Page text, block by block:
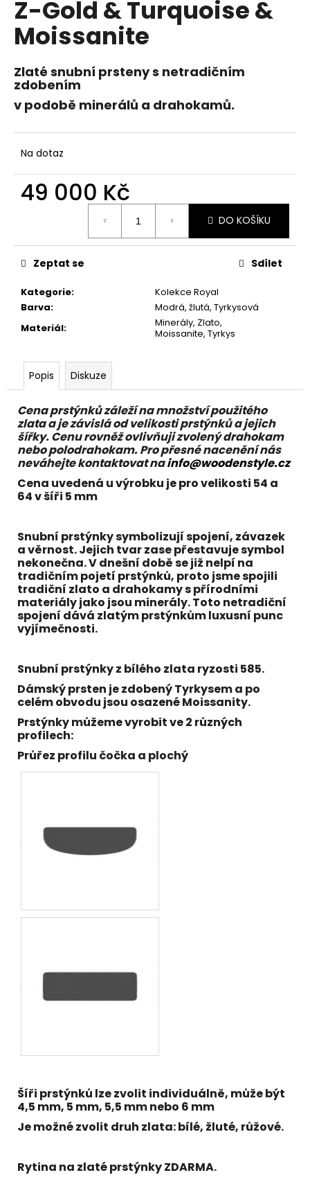
Z-Gold & Turquoise &
Moissanite
Zlaté snubní prsteny s netradičním
zdobením
v podobě minerálů a drahokamů.
Na dotaz
49 000 Kč
DO KOŠÍKU
Kategorie:
Kolekce Royal
Barva:
Modrá, žlutá, Tyrkysová
Materiál:
Minerály, Zlato,
Moissanite, Tyrkys
Zeptat se Sdílet
Popis Diskuze
Cena prstýnků záleží na množství použitého
zlata a je závislá od velikosti prstýnků a jejich
šířky. Cenu rovněž ovlivňuji zvolený drahokam
nebo polodrahokam. Pro přesné nacenění nás
neváhejte kontaktovat nainfo@woodenstyle.cz
Cena uvedená u výrobku je pro velikosti 54 a
64 v šíři 5 mm
Snubní prstýnky symbolizují spojení, závazek
a věrnost. Jejich tvar zase přestavuje symbol
nekonečna. V dnešní době se již nelpí na
tradičním pojetí prstýnků, proto jsme spojili
tradiční zlato a drahokamy s přírodními
materiály jako jsou minerály. Toto netradiční
spojení dává zlatým prstýnkům luxusní punc
vyjímečnosti.
Snubní prstýnky z bílého zlata ryzosti 585.
Dámský prsten je zdobený Tyrkysem a po
celém obvodu jsou osazené Moissanity.
Prstýnky můžeme vyrobit ve 2 různých
profilech:
Průřez profilu čočka a plochý
Šíři prstýnků lze zvolit individuálně, může být
4,5 mm, 5 mm, 5,5 mm nebo 6 mm
Je možné zvolit druh zlata: bílé, žluté, růžové.
Rytina na zlaté prstýnky ZDARMA.
a
j
t
?
p
o
u
č
u
e